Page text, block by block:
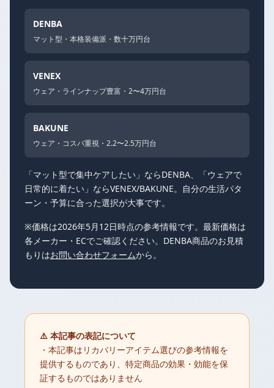
DENBA
マット型・本格装備派・数十万円台
VENEX
ウェア・ラインナップ豊富・2〜4万円台
BAKUNE
ウェア・コスパ重視・2.2〜2.5万円台
「マット型で集中ケアしたい」ならDENBA、「ウェアで
日常的に着たい」ならVENEX/BAKUNE。自分の生活パタ
ーン・予算に合った選択が大事です。
※価格は2026年5月12日時点の参考情報です。最新価格は
各メーカー・ECでご確認ください。DENBA商品のお見積
もりはお問い合わせフォームから。
⚠️ 本記事の表記について
・本記事はリカバリーアイテム選びの参考情報を
提供するものであり、特定商品の効果・効能を保
証するものではありません